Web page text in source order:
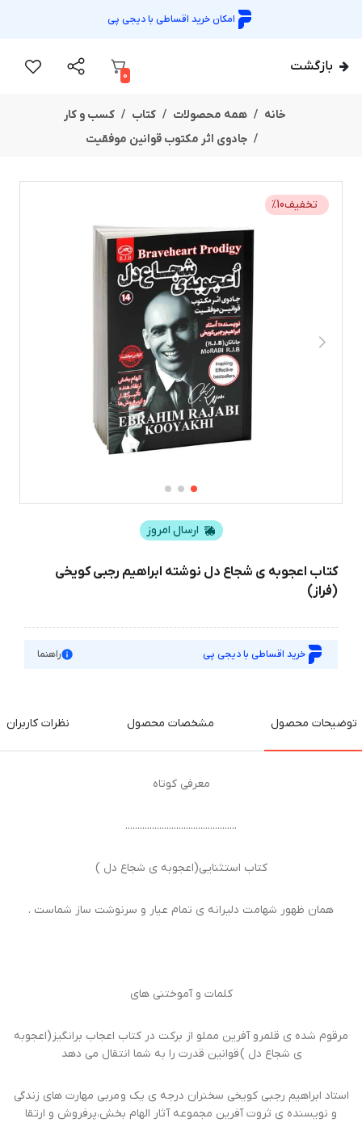
امکان خرید اقساطی بادیجی پی
بازگشت
0
خانه همه محصولات کتاب
کسب و کار
جادوی اثر مکتوب قوانین موفقیت
تخفیف %10
ارسال امروز
کتاب اعجوبه ی شجاع دل نوشته ابراهیم رجبی کویخی
(فراز)
خرید اقساطی با دیجی پی راهنما
توضیحات محصول مشخصات محصول نظرات کاربران
معرفی کوتاه
..............................................
کتاب استثنایی(اعجوبه ی شجاع دل )
همان ظهور شهامت دلیرانه ی تمام عیار و سرنوشت ساز شماست ‌.
کلمات و آموختنی های
مرقوم شده ی قلمرو آفرین مملو از برکت در کتاب اعجاب برانگیز (اعجوبه
ی شجاع دل ) قوانین قدرت را به شما انتقال می دهد
استاد ابراهیم رجبی کویخی سخنران درجه ی یک و مربی مهارت های زندگی
و نویسنده ی ثروت آفرین مجموعه آثار الهام بخش،پرفروش و ارتقا